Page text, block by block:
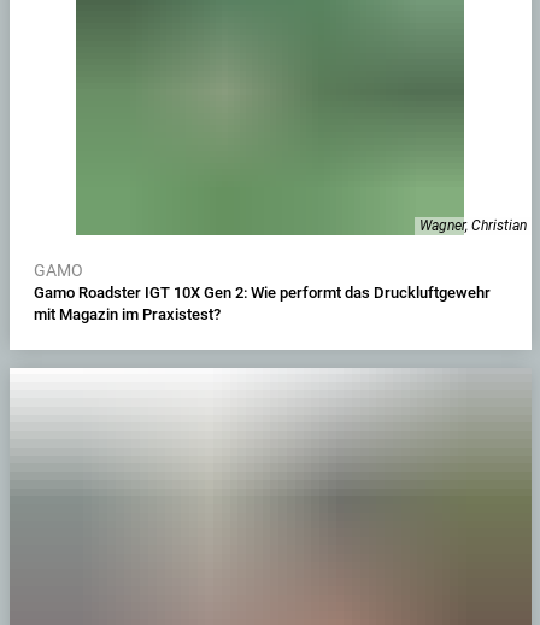
Wagner, Christian
GAMO
Gamo Roadster IGT 10X Gen 2: Wie performt das Druckluftgewehr
mit Magazin im Praxistest?